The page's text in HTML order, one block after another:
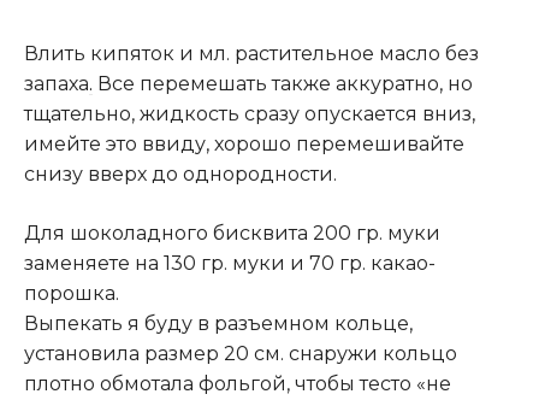
Влить кипяток и мл. растительное масло без
запаха. Все перемешать также аккуратно, но
тщательно, жидкость сразу опускается вниз,
имейте это ввиду, хорошо перемешивайте
снизу вверх до однородности.
Для шоколадного бисквита 200 гр. муки
заменяете на 130 гр. муки и 70 гр. какао-
порошка.
Выпекать я буду в разъемном кольце,
установила размер 20 см. снаружи кольцо
плотно обмотала фольгой, чтобы тесто «не